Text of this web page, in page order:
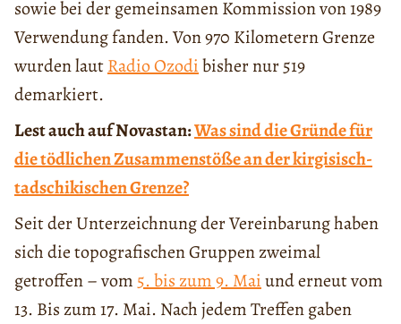
sowie bei der gemeinsamen Kommission von 1989
Verwendung fanden. Von 970 Kilometern Grenze
wurden lautRadio Ozodibisher nur 519
demarkiert.
Lest auch auf Novastan:Was sind die Gründe für
die tödlichen Zusammenstöße an der kirgisisch-
tadschikischen Grenze?
Seit der Unterzeichnung der Vereinbarung haben
sich die topografischen Gruppen zweimal
getroffen – vom5. bis zum 9. Maiund erneut vom
13. Bis zum 17. Mai. Nach jedem Treffen gaben